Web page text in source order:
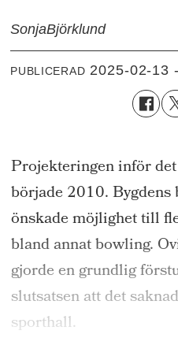
SonjaBjörklund
PUBLICERAD 2025-02-13
Projekteringen inför
började 2010.
önskade möjlighet till
bland annat bowling.
gjorde en grundlig
slutsatsen att det
sporthall.